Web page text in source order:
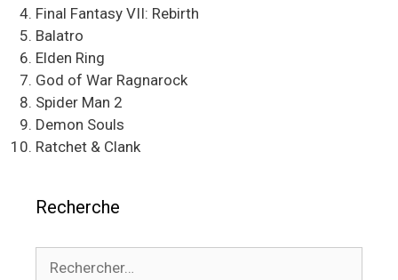
Final Fantasy VII: Rebirth
Balatro
Elden Ring
God of War Ragnarock
Spider Man 2
Demon Souls
Ratchet & Clank
Recherche